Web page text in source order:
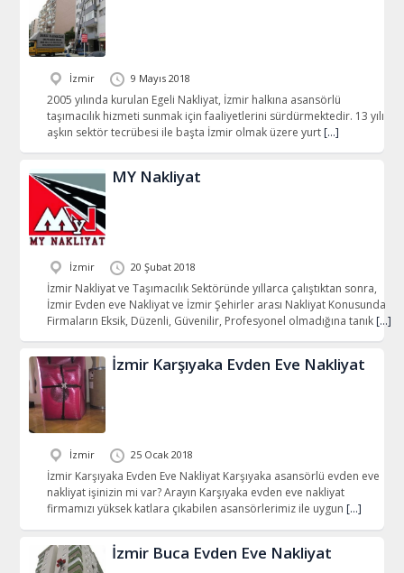
İzmir 9 Mayıs 2018
2005 yılında kurulan Egeli Nakliyat, İzmir halkına asansörlü
taşımacılık hizmeti sunmak için faaliyetlerini sürdürmektedir. 13 yılı
aşkın sektör tecrübesi ile başta İzmir olmak üzere yurt […]
MY Nakliyat
İzmir 20 Şubat 2018
İzmir Nakliyat ve Taşımacılık Sektöründe yıllarca çalıştıktan sonra,
İzmir Evden eve Nakliyat ve İzmir Şehirler arası Nakliyat Konusunda
Firmaların Eksik, Düzenli, Güvenilir, Profesyonel olmadığına tanık […]
İzmir Karşıyaka Evden Eve Nakliyat
İzmir 25 Ocak 2018
İzmir Karşıyaka Evden Eve Nakliyat Karşıyaka asansörlü evden eve
nakliyat işinizin mi var? Arayın Karşıyaka evden eve nakliyat
firmamızı yüksek katlara çıkabilen asansörlerimiz ile uygun […]
İzmir Buca Evden Eve Nakliyat